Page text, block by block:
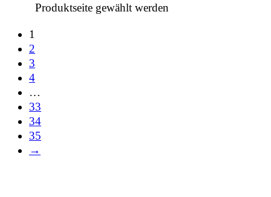
Produktseite gewählt werden
1
2
3
4
…
33
34
35
→